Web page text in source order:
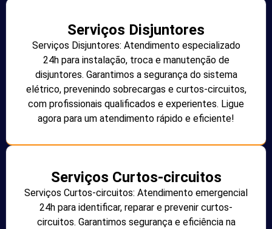
Serviços Disjuntores
Serviços Disjuntores: Atendimento especializado
24h para instalação, troca e manutenção de
disjuntores. Garantimos a segurança do sistema
elétrico, prevenindo sobrecargas e curtos-circuitos,
com profissionais qualificados e experientes. Ligue
agora para um atendimento rápido e eficiente!
Serviços Curtos-circuitos
Serviços Curtos-circuitos: Atendimento emergencial
24h para identificar, reparar e prevenir curtos-
circuitos. Garantimos segurança e eficiência na